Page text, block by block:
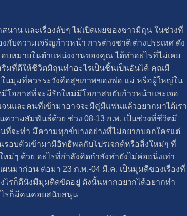
นาน และเรื่องลับๆ ไม่เปิดเผยของชาวมิถุน ในช่วงที่
กับความเจริญก้าวหน้า การต่างชาติ ต่างประเทศ ดัง
หมายในตำแหน่งงานของคุณ ได้ทำอะไรที่ไม่เคย
ริมที่ดีให้ชีวิตมิถุนทำอะไรเป็นชิ้นเป็นอันได้ คุณมี
ในมุมที่ควรระวังคือสุขภาพของพ่อ แม่ หรือผู้ใหญ่ใน
อกาสที่จะมีรักใหม่มีโอกาสขยับก้าวหน้าและเจอ
นและคนที่เข้ามาอาจจะมีคู่มีแฟนแล้วอยากมาได้เรา
วามสัมพันธ์ด้วย ช่วง 08-13 ก.พ. เป็นช่วงที่ชีวิตมี
ที่จะทำ มีความทุกข์บางอย่างที่ไม่อยากบอกใครแต่
อบตัวเข้ามามีอิทธิพลกับโปรเจกต์หรือสิ่งใหม่ๆ ที่
ม่ๆ ด้วย อะไรที่กำลังคิดกำลังทำยังไม่ค่อยนิ่งเท่า
นมาก่อน ต่อมา 23 ก.พ.-04 มี.ค. เป็นมุมดีของเรื่องที่
ไรก็ดีนังมีมุมติดขัดอยู่ ดังนั้นหากอยากได้อยากทำ
ไรก็มีคนคอยสนับสนุน